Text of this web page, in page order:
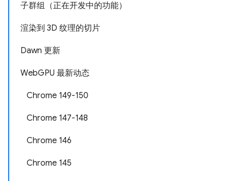
子群组（正在开发中的功能）
渲染到 3D 纹理的切片
Dawn 更新
WebGPU 最新动态
Chrome 149-150
Chrome 147-148
Chrome 146
Chrome 145